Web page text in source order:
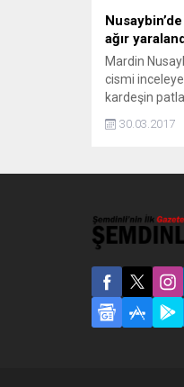
ağır
Mardin
cismi
kardeşin
Mardin'in
yapılan ilk
Mardin
30.03.2017